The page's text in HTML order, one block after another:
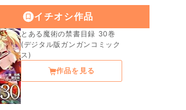
イチオシ作品
とある魔術の禁書目録 30巻
(デジタル版ガンガンコミック
ス)
作品を見る